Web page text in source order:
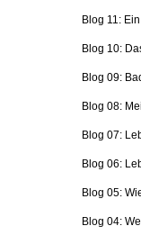
Blog 11:
Blog 10:
Blog 09:
Blog 08:
Blog 07:
Blog 06:
Blog 05:
Blog 04: